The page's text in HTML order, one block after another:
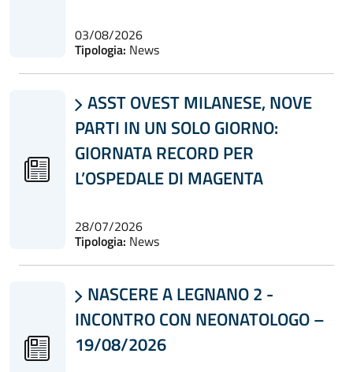
03/08/2026
Tipologia: News
 ASST OVEST MILANESE, NOVE
PARTI IN UN SOLO GIORNO:
GIORNATA RECORD PER
L’OSPEDALE DI MAGENTA
28/07/2026
Tipologia: News
 NASCERE A LEGNANO 2 -
INCONTRO CON NEONATOLOGO –
19/08/2026